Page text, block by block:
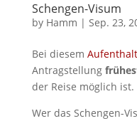
Schengen-Visum
by Hamm | Sep. 23,
Bei diesem
Antragstellung
der Reise möglich ist.
Wer das Schengen-